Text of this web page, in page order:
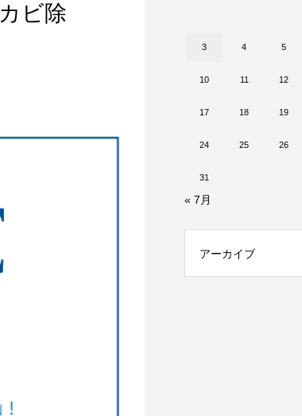
ビ除
3 4 5
10 11 12
17 18 19
24 25 26
31
« 7月
アーカイブ